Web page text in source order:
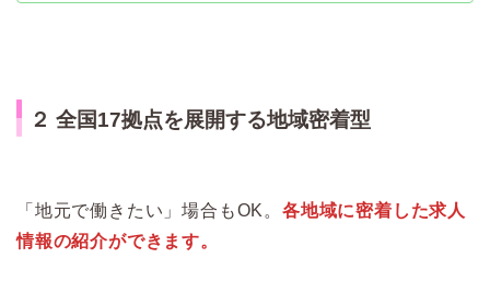
２ 全国17拠点を展開する地域密着型
「地元で働きたい」場合もOK。 各地域に密着した求人
情報の紹介ができます。